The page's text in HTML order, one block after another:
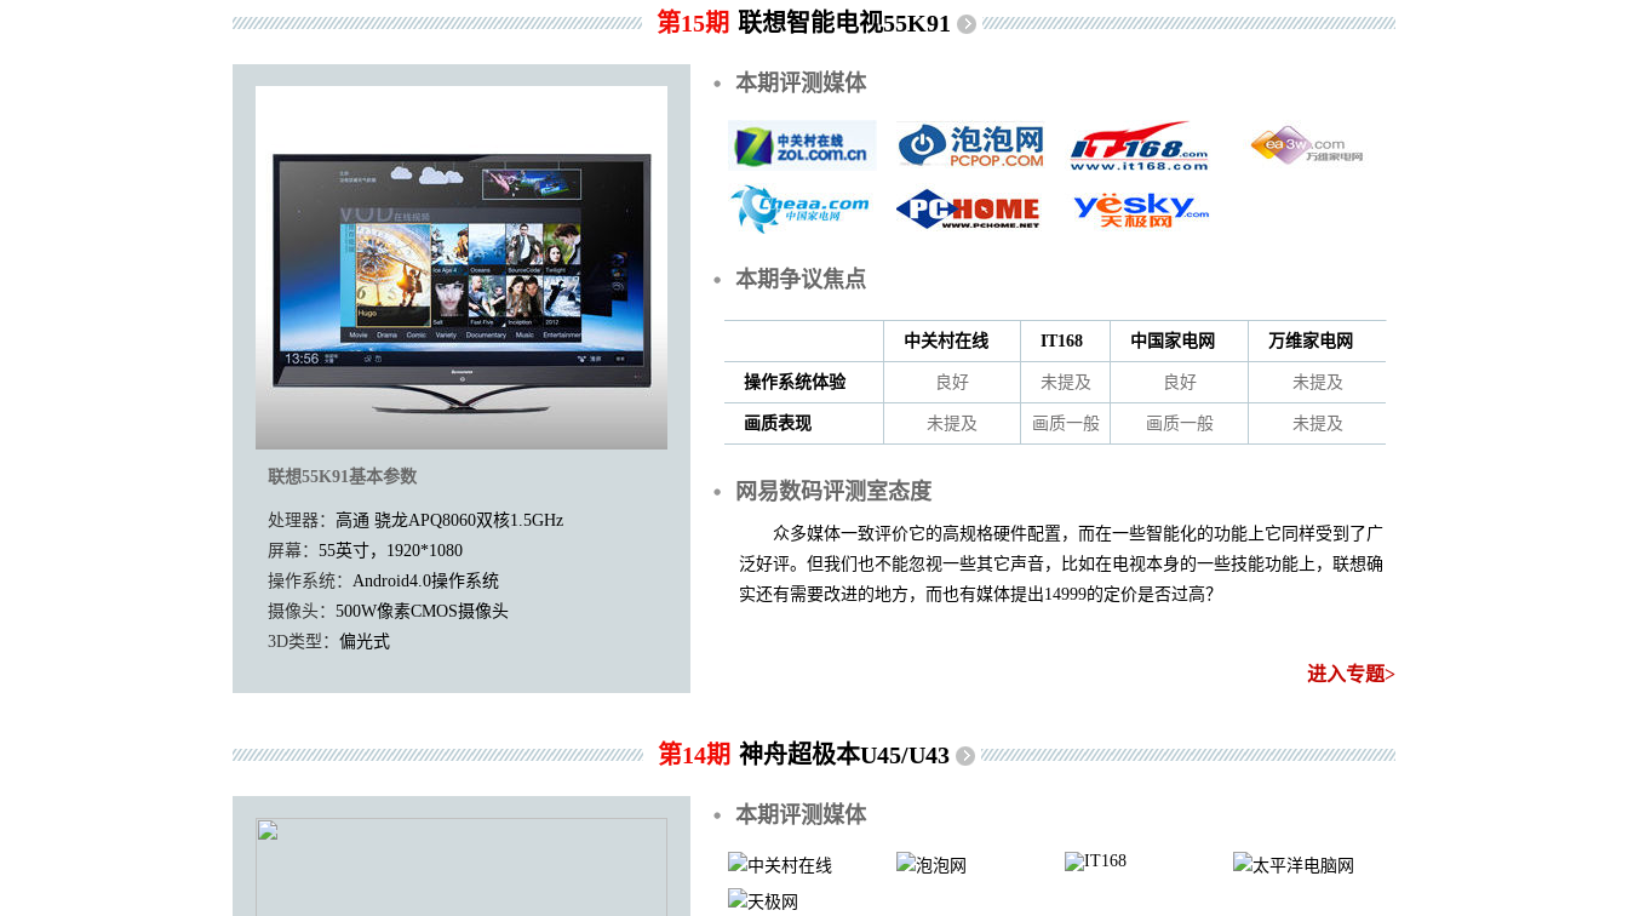
第15期 联想智能电视55K91
联想55K91基本参数
处理器： 高通 骁龙APQ8060双核1.5GHz
屏幕： 55英寸，1920*1080
操作系统： Android4.0操作系统
摄像头： 500W像素CMOS摄像头
3D类型： 偏光式
本期评测媒体
本期争议焦点
中关村在线 IT168 中国家电网 万维家电网
操作系统体验 良好 未提及 良好 未提及
画质表现 未提及 画质一般 画质一般 未提及
网易数码评测室态度
众多媒体一致评价它的高规格硬件配置，而在一些智能化的功能上它同样受到了广
泛好评。但我们也不能忽视一些其它声音，比如在电视本身的一些技能功能上，联想确
实还有需要改进的地方，而也有媒体提出14999的定价是否过高？
进入专题>
第14期 神舟超极本U45/U43
本期评测媒体